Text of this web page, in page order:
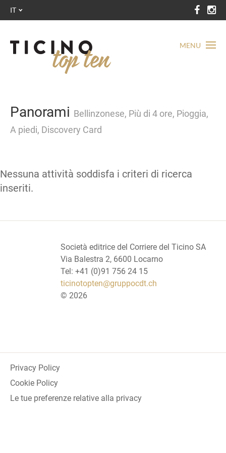
MENU
IT
Panorami Bellinzonese, Più di 4 ore, Pioggia,
A piedi, Discovery Card
Nessuna attività soddisfa i criteri di ricerca
inseriti.
Società editrice del Corriere del Ticino SA
Via Balestra 2, 6600 Locarno
Tel: +41 (0)91 756 24 15
ticinotopten@gruppocdt.ch
© 2026
Privacy Policy
Cookie Policy
Le tue preferenze relative alla privacy